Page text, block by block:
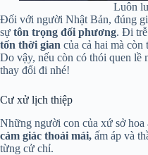
Luôn
Đối với người Nhật Bản, đúng
sự tôn trọng đối phương. Đi trễ
tốn thời gian của cả hai mà còn
Do vậy, nếu còn có thói quen lề
thay đổi đi nhé!
Cư xử lịch thiệp
Những người con của xứ sở
cảm giác thoải mái, ấm áp và
từng cử chỉ.